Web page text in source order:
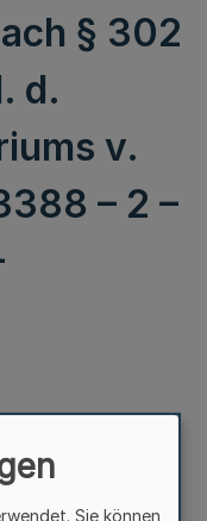
§ 302
d.
v.
– 2 –
30.1.2006
Sie können